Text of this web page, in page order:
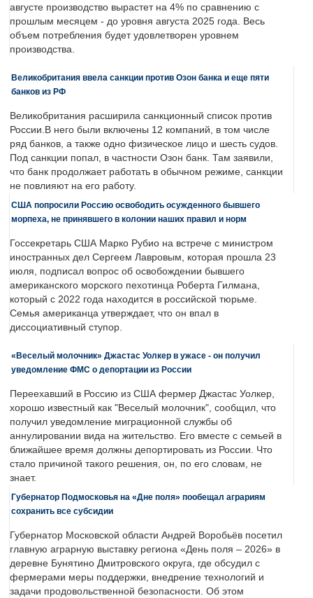
августе производство вырастет на 4% по сравнению с
прошлым месяцем - до уровня августа 2025 года. Весь
объем потребления будет удовлетворен уровнем
производства.
Великобритания ввела санкции против Озон банка и еще пяти
банков из РФ
Великобритания расширила санкционный список против
России.В него были включены 12 компаний, в том числе
ряд банков, а также одно физическое лицо и шесть судов.
Под санкции попал, в частности Озон банк. Там заявили,
что банк продолжает работать в обычном режиме, санкции
не повлияют на его работу.
США попросили Россию освободить осужденного бывшего
морпеха, не принявшего в колонии наших правил и норм
Госсекретарь США Марко Рубио на встрече с министром
иностранных дел Сергеем Лавровым, которая прошла 23
июля, подписал вопрос об освобождении бывшего
американского морского пехотинца Роберта Гилмана,
который с 2022 года находится в российской тюрьме.
Семья американца утверждает, что он впал в
диссоциативный ступор.
«Веселый молочник» Джастас Уолкер в ужасе - он получил
уведомление ФМС о депортации из России
Переехавший в Россию из США фермер Джастас Уолкер,
хорошо известный как "Веселый молочник", сообщил, что
получил уведомление миграционной службы об
аннулировании вида на жительство. Его вместе с семьей в
ближайшее время должны депортировать из России. Что
стало причиной такого решения, он, по его словам, не
знает.
Губернатор Подмосковья на «Дне поля» пообещал аграриям
сохранить все субсидии
Губернатор Московской области Андрей Воробьёв посетил
главную аграрную выставку региона «День поля – 2026» в
деревне Бунятино Дмитровского округа, где обсудил с
фермерами меры поддержки, внедрение технологий и
задачи продовольственной безопасности. Об этом